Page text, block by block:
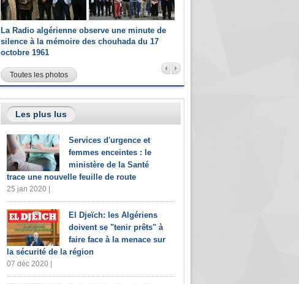
La Radio algérienne observe une minute de
silence à la mémoire des chouhada du 17
octobre 1961
Toutes les photos
Les plus lus
Services d'urgence et
femmes enceintes : le
ministère de la Santé
trace une nouvelle feuille de route
25 jan 2020 |
El Djeïch: les Algériens
doivent se "tenir prêts" à
faire face à la menace sur
la sécurité de la région
07 déc 2020 |